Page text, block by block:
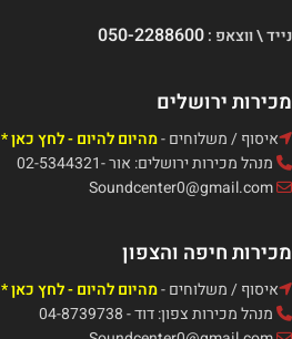
נייד \ ווצאפ :050-2288600
מכירות ירושלים
איסוף / משלוחים -מהיום להיום - לחץ כאן *
מנהל מכירות ירושלים: אור -02-5344321
מכירות חיפה והצפון
איסוף / משלוחים -מהיום להיום - לחץ כאן *
מנהל מכירות צפון: דוד - 04-8739738